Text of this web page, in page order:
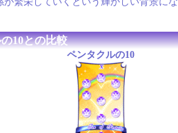
10との比較
ペンタクルの10